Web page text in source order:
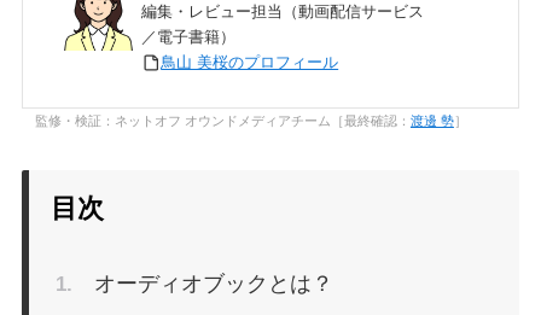
編集・レビュー担当（動画配信サービス
／電子書籍）
鳥山 美桜のプロフィール
監修・検証：ネットオフ オウンドメディアチーム［最終確認： 渡邊 勢］
目次
オーディオブックとは？